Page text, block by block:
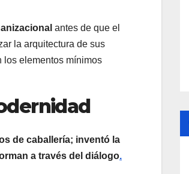
antes de que el
la arquitectura de sus
los elementos mínimos
de caballería; inventó la
a través del diálogo.